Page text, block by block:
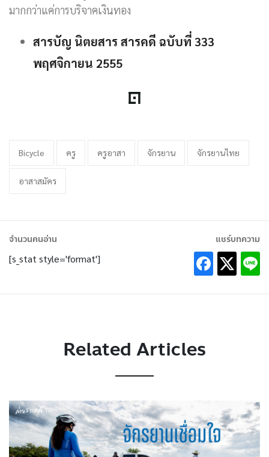
มากกว่าแค่การบริจาคเงินทอง
สารบัญ นิตยสาร สารคดี ฉบับที่ 333
พฤศจิกายน 2555
Bicycle ครู ครูอาสา จักรยาน จักรยานไทย
อาสาสมัคร
จำนวนคนอ่าน
[s_stat style='format']
แชร์บทความ
Related Articles